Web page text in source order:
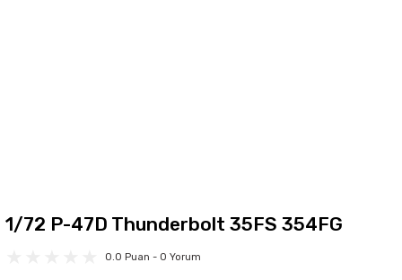
1/72 P-47D Thunderbolt 35FS 354FG
0.0 Puan - 0 Yorum